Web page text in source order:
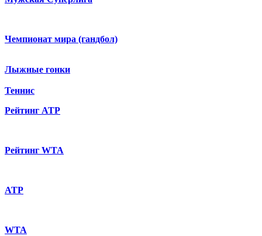
Чемпионат мира (гандбол)
Лыжные гонки
Теннис
Рейтинг ATP
Рейтинг WTA
ATP
WTA